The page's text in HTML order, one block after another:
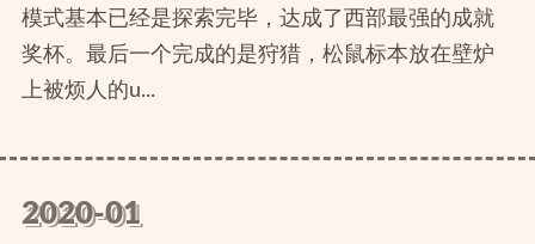
模式基本已经是探索完毕，达成了西部最强的成就
奖杯。最后一个完成的是狩猎，松鼠标本放在壁炉
上被烦人的u...
2020-01